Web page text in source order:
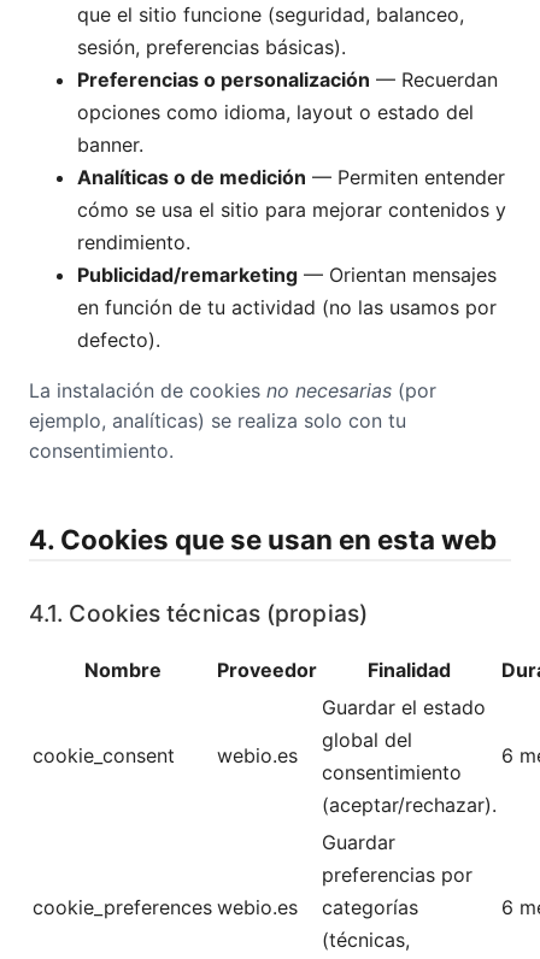
que el sitio funcione (seguridad, balanceo,
sesión, preferencias básicas).
Preferencias o personalización — Recuerdan
opciones como idioma, layout o estado del
banner.
Analíticas o de medición — Permiten entender
cómo se usa el sitio para mejorar contenidos y
rendimiento.
Publicidad/remarketing — Orientan mensajes
en función de tu actividad (no las usamos por
defecto).
La instalación de cookies no necesarias (por
ejemplo, analíticas) se realiza solo con tu
consentimiento.
4. Cookies que se usan en esta web
4.1. Cookies técnicas (propias)
Nombre Proveedor Finalidad
cookie_consent webio.es
Guardar el estado
global del
consentimiento
(aceptar/rechazar).
6
cookie_preferences webio.es
Guardar
preferencias por
categorías
(técnicas,
6